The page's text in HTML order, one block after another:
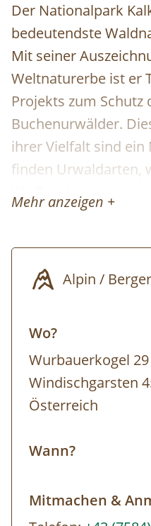
Der Nationalpark
bedeutendste
Mit seiner
Weltnaturerbe ist er
Projekts zum
Buchenurwälder.
ihrer Vielfalt sind ein
finden Urwaldarten,
Weißrückenspecht,
Wir wandern vom
Hengstpass bis zur
Dörflmoaralm/
Quellgebiet der
Mehr anzeigen +
Alpin /
Wo?
Wurbauerkogel 29
Windischgarsten
Österreich
Wann?
Mitmachen &